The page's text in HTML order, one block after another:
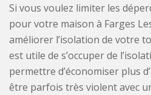
Si vous voulez limiter les
pour votre maison à Farges
améliorer l’isolation de votre
est utile de s’occuper de
permettre d’économiser plus
être parfois très violent avec